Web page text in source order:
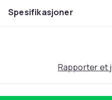
Artikkel nr.
Spesifikasjoner
Rapporter et